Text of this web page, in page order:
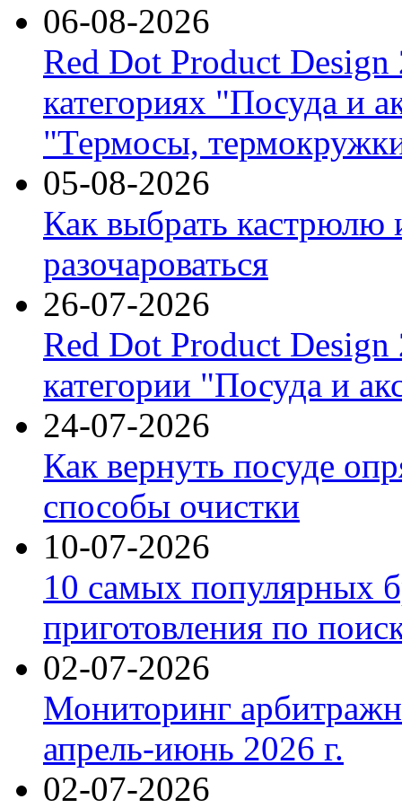
06-08-2026
Red Dot Product Design
категориях "Посуда и
"Термосы,
05-08-2026
Как выбрать кастрюлю
разочароваться
26-07-2026
Red Dot Product Design
категории "Посуда и
24-07-2026
Как вернуть посуде
способы очистки
10-07-2026
10 самых популярных
приготовления по
02-07-2026
Мониторинг
апрель-июнь 2026 г.
02-07-2026